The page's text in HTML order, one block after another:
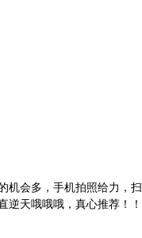
机会多，手机拍照给力，
逆天哦哦哦，真心推荐！！